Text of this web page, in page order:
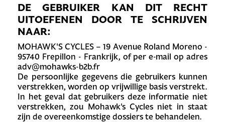
DE GEBRUIKER KAN DIT RECHT
UITOEFENEN DOOR TE SCHRIJVEN
NAAR:
MOHAWK'S CYCLES – 19 Avenue Roland Moreno -
95740 Frepillon - Frankrijk, of per e-mail op adres
adv@mohawks-b2b.fr
De persoonlijke gegevens die gebruikers kunnen
verstrekken, worden op vrijwillige basis verstrekt.
In het geval dat gebruikers deze informatie niet
verstrekken, zou Mohawk's Cycles niet in staat
zijn de overeenkomstige dossiers te behandelen.